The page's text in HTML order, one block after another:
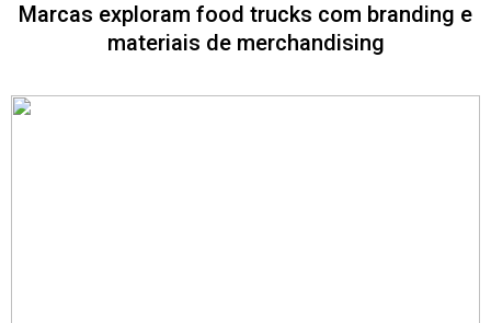
Marcas exploram food trucks com branding e
materiais de merchandising